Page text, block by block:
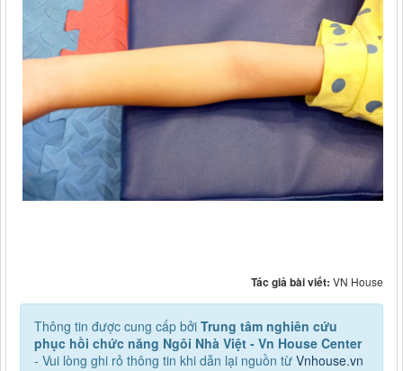
Tác giả bài viết: VN House
Thông tin được cung cấp bởi Trung tâm nghiên cứu
phục hồi chức năng Ngôi Nhà Việt - Vn House Center
- Vui lòng ghi rỏ thông tin khi dẫn lại nguồn từ Vnhouse.vn